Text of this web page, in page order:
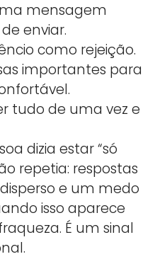
mensagem
enviar.
como rejeição.
importantes para
tudo de uma vez e
dizia estar “só
repetia: respostas
disperso e um medo
isso aparece
É um sinal